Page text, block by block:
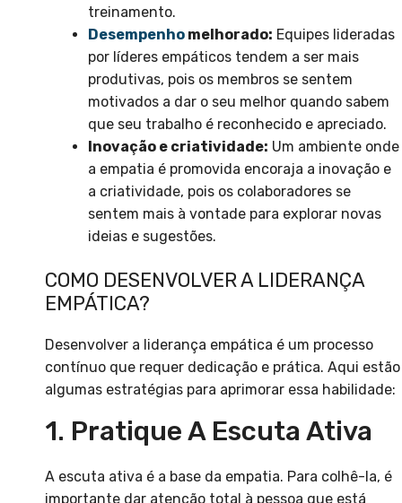
treinamento.
Desempenho melhorado: Equipes lideradas
por líderes empáticos tendem a ser mais
produtivas, pois os membros se sentem
motivados a dar o seu melhor quando sabem
que seu trabalho é reconhecido e apreciado.
Inovação e criatividade: Um ambiente onde
a empatia é promovida encoraja a inovação e
a criatividade, pois os colaboradores se
sentem mais à vontade para explorar novas
ideias e sugestões.
COMO DESENVOLVER A LIDERANÇA
EMPÁTICA?
Desenvolver a liderança empática é um processo
contínuo que requer dedicação e prática. Aqui estão
algumas estratégias para aprimorar essa habilidade:
1. Pratique A Escuta Ativa
A escuta ativa é a base da empatia. Para colhê-la, é
importante dar atenção total à pessoa que está